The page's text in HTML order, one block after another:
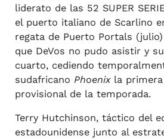
liderato de las 52 SUPER
el puerto italiano de Scarlino
regata de Puerto Portals
que DeVos no pudo asistir y
cuarto, cediendo
sudafricano Phoenixla primera
provisional de la temporada.
Terry Hutchinson, táctico del
estadounidense junto al